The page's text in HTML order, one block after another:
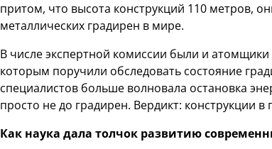
притом, что высота конструкций 110 метров,
металлических градирен в мире.
В числе экспертной комиссии были и атомщики
которым поручили обследовать состояние
специалистов больше волновала остановка
просто не до градирен. Вердикт: конструкции
Как наука дала толчок развитию